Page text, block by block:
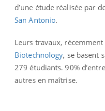
d’une étude réalisée par
San Antonio.
Leurs travaux,
Biotechnology, se basent
279 étudiants. 90%
autres en maîtrise.